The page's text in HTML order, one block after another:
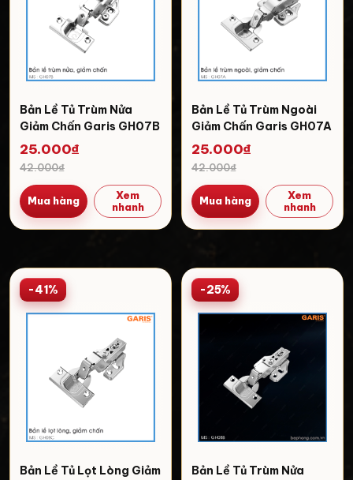
Bản Lề Tủ Trùm Nửa
Giảm Chấn Garis GH07B
25.000₫
42.000₫
Mua hàng
Xem
nhanh
Bản Lề Tủ Trùm Ngoài
Giảm Chấn Garis GH07A
25.000₫
42.000₫
Mua hàng
Xem
nhanh
-41%
Bản Lề Tủ Lọt Lòng Giảm
-25%
Bản Lề Tủ Trùm Nửa